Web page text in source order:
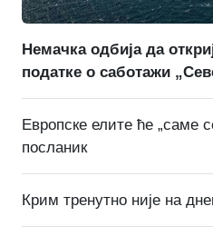
Немачка одбија да
податке о саботажи
Европске елите ће „саме
посланик
Крим тренутно није на